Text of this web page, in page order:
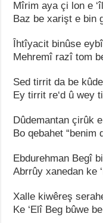
Mîrim aya çi lon e
Baz be xarişt e bin
Îhtîyacit binûse
Mehremî razî tom
Sed tirrit da be
Ey tirrit re‘d û wey
Dûdemantan çirûk
Bo qebahet “benim
Ebdurehman Begî
Abrrûy xanedan ke
Xalle kiwêreş
Ke ‘Elî Beg bûwe